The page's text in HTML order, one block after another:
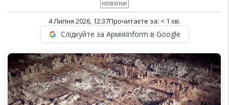
НОВИНИ
4 Липня 2026, 12:37Прочитаєте за: < 1 хв.
Слідкуйте за АрміяInform в Google